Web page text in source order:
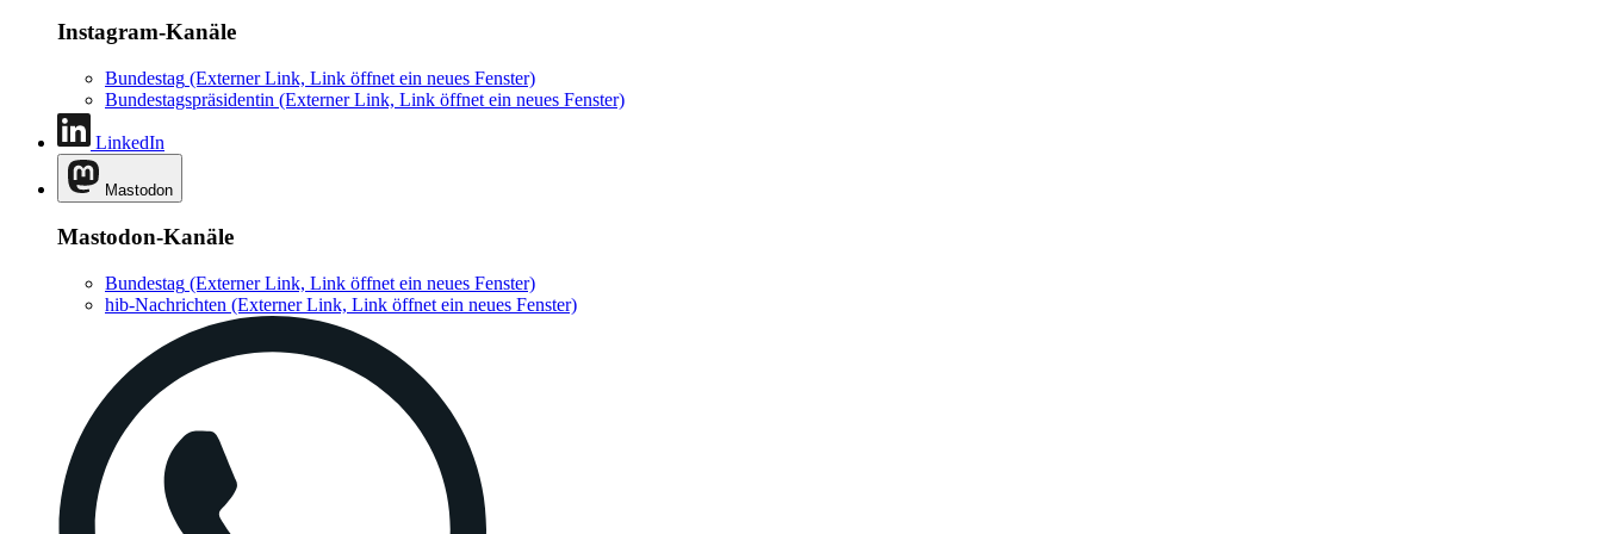
Instagram-Kanäle
Bundestag (Externer Link, Link öffnet ein neues Fenster)
Bundestagspräsidentin (Externer Link, Link öffnet ein neues Fenster)
LinkedIn
Mastodon
Mastodon-Kanäle
Bundestag (Externer Link, Link öffnet ein neues Fenster)
hib-Nachrichten (Externer Link, Link öffnet ein neues Fenster)